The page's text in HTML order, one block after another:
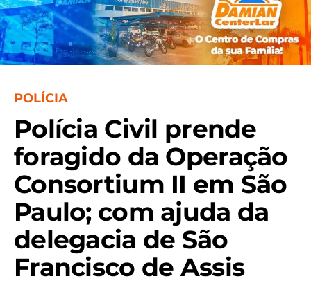
POLÍCIA
Polícia Civil prende
foragido da Operação
Consortium II em São
Paulo; com ajuda da
delegacia de São
Francisco de Assis